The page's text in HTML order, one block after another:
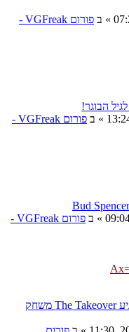
» ב
פורום VGFreak -
» ב
פורום VGFreak -
Bud
» ב
פורום VGFreak -
מהמפתח של Sonic Fan Remix - מגיע The Takeover משחק